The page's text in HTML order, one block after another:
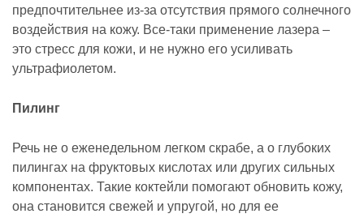
предпочтительнее из-за отсутствия прямого солнечного
воздействия на кожу. Все-таки применение лазера –
это стресс для кожи, и не нужно его усиливать
ультрафиолетом.
Пилинг
Речь не о еженедельном легком скрабе, а о глубоких
пилингах на фруктовых кислотах или других сильных
компонентах. Такие коктейли помогают обновить кожу,
она становится свежей и упругой, но для ее